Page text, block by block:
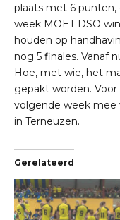
plaats met 6 punten,
week MOET DSO
houden op
nog 5 finales. Vanaf
Hoe, met wie, het
gepakt worden.
volgende week mee
in Terneuzen.
Gerelateerd